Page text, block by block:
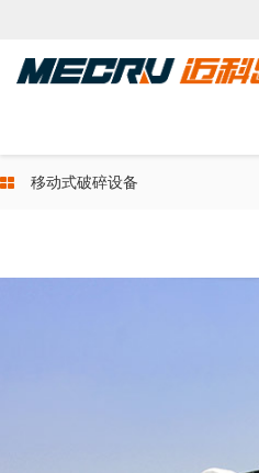
移动式破碎设备